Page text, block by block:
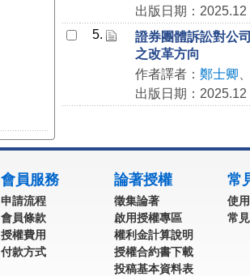
出版日期：2025.12
5.
證券團體訴訟對公
之改革方向
作者譯者： 鄭士卿
出版日期：2025.12
會員服務
申請流程
會員條款
授權費用
付款方式
論著授權
徵集論著
啟用授權專區
權利金計算說明
授權合約書下載
投稿基本資料表
常
使
常